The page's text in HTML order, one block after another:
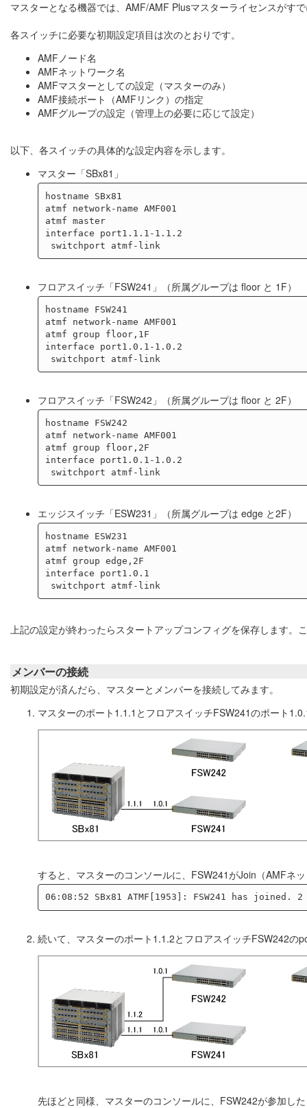
マスターとなる機器では、AMF/AMF Plusマスターライセンスがす
各スイッチに必要な初期設定項目は次のとおりです。
AMFノード名
AMFネットワーク名
AMFマスターとしての設定（マスターのみ）
AMF接続ポート（AMFリンク）の指定
AMFグループの設定（管理上の必要に応じて設定）
以下、各スイッチの具体的な設定内容を示します。
マスター「SBx81」
hostname SBx81
atmf network-name AMF001
atmf master
interface port1.1.1-1.1.2
フロアスイッチ「FSW241」（所属グループは floor と 1F）
hostname FSW241
atmf network-name AMF001
atmf group floor,1F
interface port1.0.1-1.0.2
フロアスイッチ「FSW242」（所属グループは floor と 2F）
hostname FSW242
atmf network-name AMF001
atmf group floor,2F
interface port1.0.1-1.0.2
エッジスイッチ「ESW231」（所属グループは edge と2F）
hostname ESW231
atmf network-name AMF001
atmf group edge,2F
interface port1.0.1
上記の設定が終わったらスタートアップコンフィグを保存します。
メンバーの接続
初期設定が済んだら、マスターとメンバーを接続してみます。
マスターのポート1.1.1とフロアスイッチFSW241のポート
すると、マスターのコンソールに、FSW241がJoin（AMFネ
続いて、マスターのポート1.1.2とフロアスイッチFSW242の
先ほどと同様、マスターのコンソールに、FSW242が参加し